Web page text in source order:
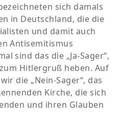
sich damals
in Deutschland, die die
und damit auch
Antisemitismus
sind das die „Ja-Sager“,
Hitlergruß heben. Auf
die „Nein-Sager“, das
Kirche, die sich
und ihren Glauben